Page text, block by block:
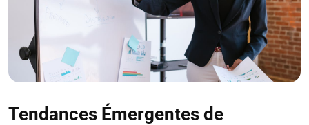
Tendances Émergentes de